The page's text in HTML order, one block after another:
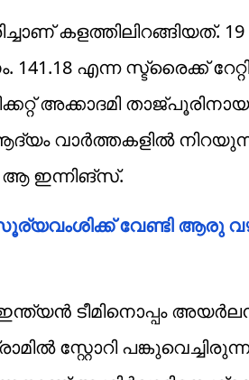
എന്ന സ്ട്രൈക്ക്
അക്കാദമി
വാര്‍ത്തകളില്‍
ആ ഇന്നിങ്സ്.
സൂര്യവംശിക്ക് വേണ്ടി ആരു
ഇന്ത്യൻ ടീമിനൊപ്പം
സ്റ്റോറി